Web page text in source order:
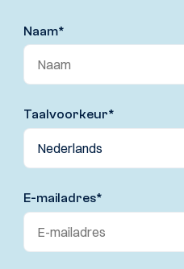
Naam*
Taalvoorkeur*
E-mailadres*